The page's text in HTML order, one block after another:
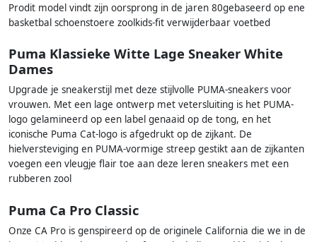
Prodit model vindt zijn oorsprong in de jaren 80gebaseerd op ene
basketbal schoenstoere zoolkids-fit verwijderbaar voetbed
Puma Klassieke Witte Lage Sneaker White
Dames
Upgrade je sneakerstijl met deze stijlvolle PUMA-sneakers voor
vrouwen. Met een lage ontwerp met vetersluiting is het PUMA-
logo gelamineerd op een label genaaid op de tong, en het
iconische Puma Cat-logo is afgedrukt op de zijkant. De
hielversteviging en PUMA-vormige streep gestikt aan de zijkanten
voegen een vleugje flair toe aan deze leren sneakers met een
rubberen zool
Puma Ca Pro Classic
Onze CA Pro is genspireerd op de originele California die we in de